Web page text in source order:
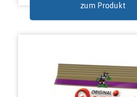
zum Produkt